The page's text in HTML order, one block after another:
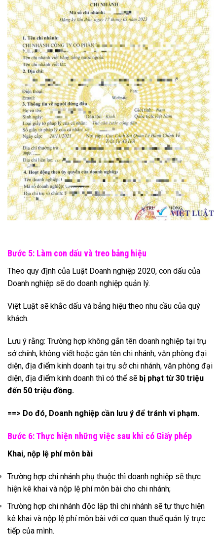
Bước 5: Làm con dấu và treo bảng hiệu
Theo quy định của Luật Doanh nghiệp 2020, con dấu của
Doanh nghiệp sẽ do doanh nghiệp quản lý.
Việt Luật sẽ khắc dấu và bảng hiệu theo nhu cầu của quý
khách.
Lưu ý rằng: Trường hợp không gắn tên doanh nghiệp tại trụ
sở chính, không viết hoặc gắn tên chi nhánh, văn phòng đại
diện, địa điểm kinh doanh tại trụ sở chi nhánh, văn phòng đại
diện, địa điểm kinh doanh thì có thể sẽ bị phạt từ 30 triệu
đến 50 triệu đồng.
==> Do đó, Doanh nghiệp cần lưu ý để tránh vi phạm.
Bước 6: Thực hiện những việc sau khi có Giấy phép
Khai, nộp lệ phí môn bài
Trường hợp chi nhánh phụ thuộc thì doanh nghiệp sẽ thực
hiện kê khai và nộp lệ phí môn bài cho chi nhánh;
Trường hợp chi nhánh độc lập thì chi nhánh sẽ tự thực hiện
kê khai và nộp lệ phí môn bài với cơ quan thuế quản lý trực
tiếp của mình.